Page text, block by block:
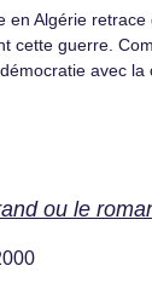
en Algérie retrace
cette guerre.
avec la
ou le